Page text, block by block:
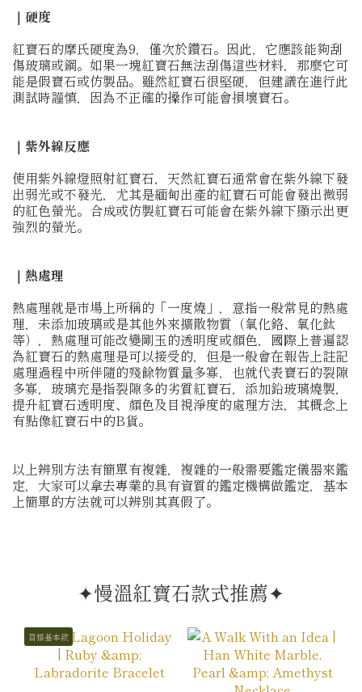
｜硬度
紅寶石的摩氏硬度為9，僅次於鑽石。因此，它應該能夠刮
傷玻璃或鋼。如果一塊紅寶石無法刮傷這些材料，那麼它可
能是假寶石或仿製品。雖然紅寶石很堅硬，但建議在進行此
測試時謹慎，因為不正確的操作可能會損壞寶石。
｜紫外線反應
使用紫外線燈照射紅寶石，天然紅寶石通常會在紫外線下發
出弱光或不發光，尤其是緬甸出產的紅寶石可能會發出微弱
的紅色螢光。合成或仿製紅寶石可能會在紫外線下顯示出更
強烈的螢光。
｜熱處理
熱處理就是市場上所稱的「一度燒」，意指一般常見的熱處
理，未添加玻璃或是其他外來擴散物質（氧化鉻、氧化鈦
等），熱處理可能改變剛玉的透明度或顏色，國際上普遍認
為紅寶石的熱處理是可以接受的，但是一般會在報告上註記
處理過程中所伴隨的殘餘物質量多寡，也就代表寶石的裂隙
多寡，玻璃充是指裂隙多的劣質紅寶石，添加鉛玻璃燒製，
提升紅寶石透明度、顏色及目視淨度的處理方法，其概念上
有點像紅寶石中的B貨。
以上辨別方法有簡單有複雜，複雜的一般需要鑑定儀器來鑑
定，大家可以拿去專業的具有資質的鑑定機構做鑑定，基本
上簡單的方法就可以辨別其真假了。
✦慢溫紅寶石款式推薦✦
百搭基本款